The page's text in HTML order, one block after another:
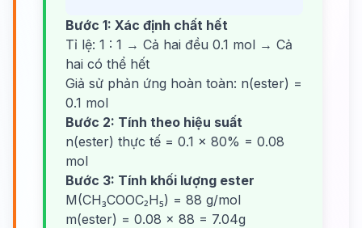
Bước 1: Xác định chất hết
Tỉ lệ: 1 : 1 → Cả hai đều 0.1 mol → Cả
hai có thể hết
Giả sử phản ứng hoàn toàn: n(ester) =
0.1 mol
Bước 2: Tính theo hiệu suất
n(ester) thực tế = 0.1 × 80% = 0.08
mol
Bước 3: Tính khối lượng ester
M(CH₃COOC₂H₅) = 88 g/mol
m(ester) = 0.08 × 88 = 7.04g